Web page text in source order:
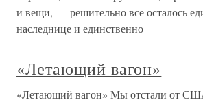
и вещи, — решительно все осталось
наследнице и единственно
«Летающий вагон»
«Летающий вагон» Мы отстали от